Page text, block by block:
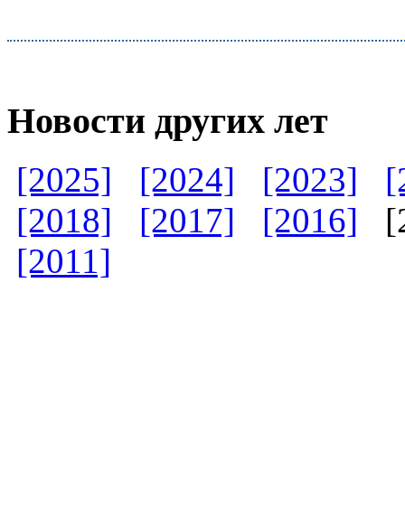
Новости других лет
[2025] [2024] [2023]
[2018]
[2017] [2016]
[2011]